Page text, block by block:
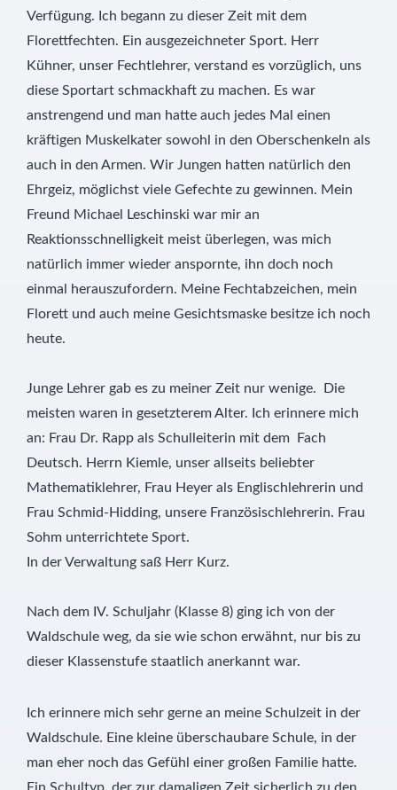
Verfügung. Ich begann zu dieser Zeit mit dem
Florettfechten. Ein ausgezeichneter Sport. Herr
Kühner, unser Fechtlehrer, verstand es vorzüglich, uns
diese Sportart schmackhaft zu machen. Es war
anstrengend und man hatte auch jedes Mal einen
kräftigen Muskelkater sowohl in den Oberschenkeln als
auch in den Armen. Wir Jungen hatten natürlich den
Ehrgeiz, möglichst viele Gefechte zu gewinnen. Mein
Freund Michael Leschinski war mir an
Reaktionsschnelligkeit meist überlegen, was mich
natürlich immer wieder anspornte, ihn doch noch
einmal herauszufordern. Meine Fechtabzeichen, mein
Florett und auch meine Gesichtsmaske besitze ich noch
heute.
Junge Lehrer gab es zu meiner Zeit nur wenige. Die
meisten waren in gesetzterem Alter. Ich erinnere mich
an: Frau Dr. Rapp als Schulleiterin mit dem Fach
Deutsch. Herrn Kiemle, unser allseits beliebter
Mathematiklehrer, Frau Heyer als Englischlehrerin und
Frau Schmid-Hidding, unsere Französischlehrerin. Frau
Sohm unterrichtete Sport.
In der Verwaltung saß Herr Kurz.
Nach dem IV. Schuljahr (Klasse 8) ging ich von der
Waldschule weg, da sie wie schon erwähnt, nur bis zu
dieser Klassenstufe staatlich anerkannt war.
Ich erinnere mich sehr gerne an meine Schulzeit in der
Waldschule. Eine kleine überschaubare Schule, in der
man eher noch das Gefühl einer großen Familie hatte.